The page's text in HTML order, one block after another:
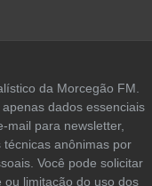
da Morcegão FM.
dados essenciais
mail para newsletter,
anônimas por
Você pode solicitar
limitação do uso dos